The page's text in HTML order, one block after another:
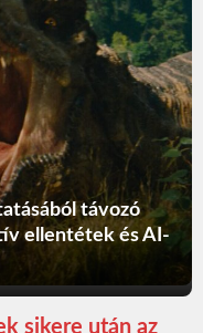
távozó
ellentétek és AI-
sikere után az